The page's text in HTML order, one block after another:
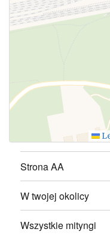
Strona AA
W twojej okolicy
Wszystkie mityngi